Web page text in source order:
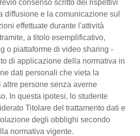
consenso scritto dei rispettivi
diffusione e la comunicazione sul
effettuate durante l'attività
a titolo esemplificativo,
o piattaforme di video sharing -
di applicazione della normativa in
dati personali che vieta la
persone senza averne
In questa ipotesi, lo studente
Titolare del trattamento dati e
degli obblighi secondo
normativa vigente.